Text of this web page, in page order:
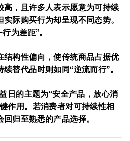
高，且许多人表示愿意为可持续
际购买行为却呈现不同态势。
为差距”。
结构性偏向，使传统商品占据优
替代品时则如同“逆流而行”。
日的主题为“安全产品，放心消
作用。若消费者对可持续性相
归至熟悉的产品选择。